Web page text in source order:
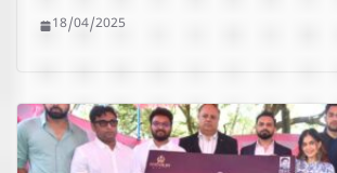
18/04/2025